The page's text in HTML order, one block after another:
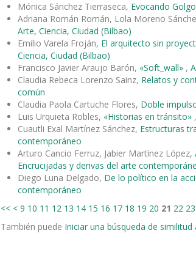
Mónica Sánchez Tierraseca, Evocando
Adriana Román Román, Lola Moreno
Arte, Ciencia, Ciudad (Bilbao)
Emilio Varela Froján, El arquitecto sin
Ciencia, Ciudad (Bilbao)
Francisco Javier Araujo Barón, «Soft_wall» ,
Claudia Rebeca Lorenzo Sainz, Relatos y
común
Claudia Paola Cartuche Flores, Doble
Luis Urquieta Robles, «Historias en tránsito» ,
Cuautli Exal Martínez Sánchez, Estructuras
contemporáneo
Arturo Cancio Ferruz, Jabier Martínez López,
Encrucijadas y derivas del arte
Diego Luna Delgado, De lo político en la
contemporáneo
<< < 9 10 11 12 13 14 15 16 17 18 19 20 21 22 23
También puede Iniciar una búsqueda de similitud